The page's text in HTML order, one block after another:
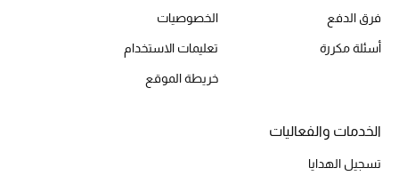
خصومات
جميع مستحضرات الجمال
فرق الدفع
أسئلة مكررة
الخصوصيات
تعليمات الاستخدام
خريطة الموقع
الخدمات والفعاليات
تسجيل الهدايا